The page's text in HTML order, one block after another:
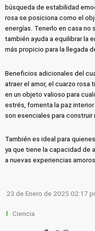
búsqueda de estabilidad
rosa se posiciona como el
energías. Tenerlo en casa
también ayuda a equilibrar la
más propicio para la llegada
Beneficios adicionales del
atraer el amor, el cuarzo
en un objeto valioso para
estrés, fomenta la paz
son esenciales para construir
También es ideal para
ya que tiene la capacidad de
a nuevas experiencias
23 de Enero de 2025 02:17
Ciencia